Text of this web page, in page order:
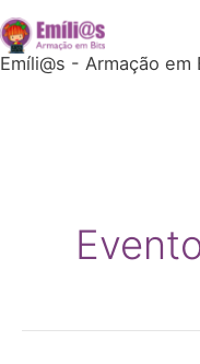
Ir
Emíli@s - Armação em